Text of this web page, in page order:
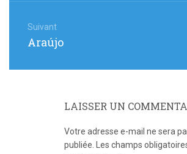
Suivant
Article
Araújo
LAISSER UN
Votre adresse e-mail ne sera
publiée.
Les champs